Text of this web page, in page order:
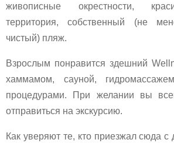
живописные окрестности,
территория, собственный (не
чистый) пляж.
Взрослым понравится здешний
хаммамом, сауной,
процедурами. При желании вы
отправиться на экскурсию.
Как уверяют те, кто приезжал сюда с